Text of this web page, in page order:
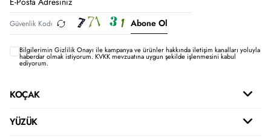
Abone Ol
Bilgilerimin Gizlilik Onayı ile kampanya ve ürünler hakkında iletişim kanalları yoluyla
haberdar olmak istiyorum.KVKK mevzuatına uygun şekilde işlenmesini kabul
ediyorum.
KOÇAK
YÜZÜK